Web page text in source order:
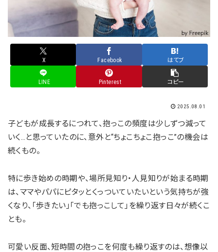
X Facebook はてブ
LINE Pinterest コピー
2025.08.01
子どもが成長するにつれて、抱っこの頻度は少しずつ減って
いく…と思っていたのに、意外と“ちょこちょこ抱っこ”の機会は
続くもの。
特に歩き始めの時期や、場所見知り・人見知りが始まる時期
は、ママやパパにピタッとくっついていたいという気持ちが強
くなり、「歩きたい」「でも抱っこして」を繰り返す日々が続くこ
とも。
可愛い反面、短時間の抱っこを何度も繰り返すのは、想像以